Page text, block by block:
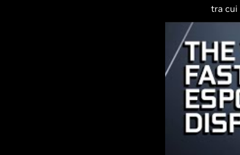
tra cui